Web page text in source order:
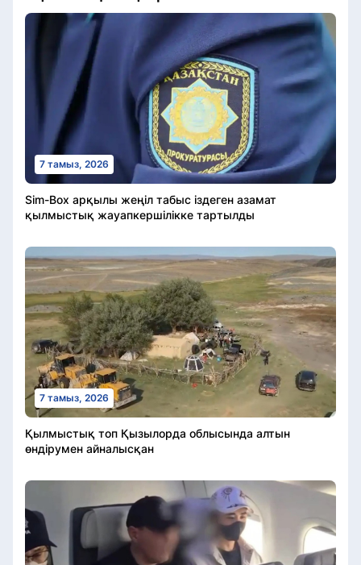
7 тамыз, 2026
Sim-Box арқылы жеңіл табыс іздеген азамат
қылмыстық жауапкершілікке тартылды
7 тамыз, 2026
Қылмыстық топ Қызылорда облысында алтын
өндірумен айналысқан